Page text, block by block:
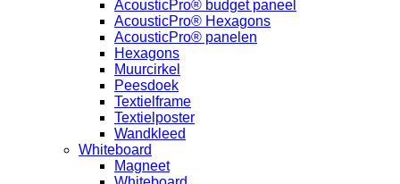
AcousticPro® budget paneel
AcousticPro® Hexagons
AcousticPro® panelen
Hexagons
Muurcirkel
Peesdoek
Textielframe
Textielposter
Wandkleed
Whiteboard
Magneet